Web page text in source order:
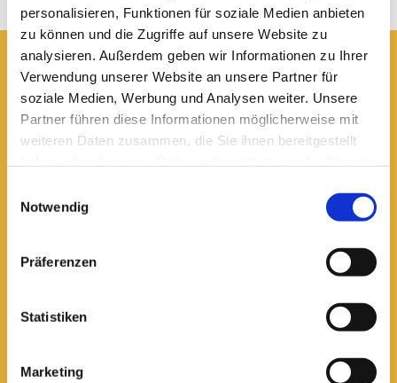
personalisieren, Funktionen für soziale Medien anbieten
zu können und die Zugriffe auf unsere Website zu
analysieren. Außerdem geben wir Informationen zu Ihrer
Verwendung unserer Website an unsere Partner für
soziale Medien, Werbung und Analysen weiter. Unsere
Partner führen diese Informationen möglicherweise mit
weiteren Daten zusammen, die Sie ihnen bereitgestellt
Notwendig
Präferenzen
Statistiken
Marketing
Hier erreichen Sie uns:
Ev.-luth. Domkirche St. Blasii zu Braunschweig
Domplatz 5
38100 Braunschweig
Domsekretariat
dom.bs.buero@lk-bs.de
 0531 - 24 33 5-20
 domkantorat@lk-bs.de
Anfrage und Anforderung kirchlicher